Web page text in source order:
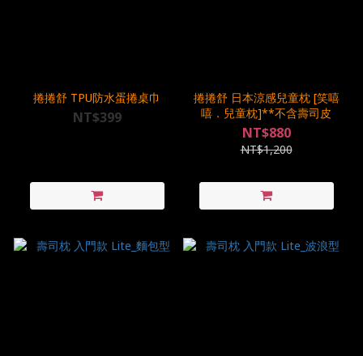
捲捲舒 TPU防水蛋捲桌巾
NT$399
捲捲舒 日本涼感兒童枕 [笑嘻
嘻．兒童枕]**不含壽司皮
NT$880
NT$1,200